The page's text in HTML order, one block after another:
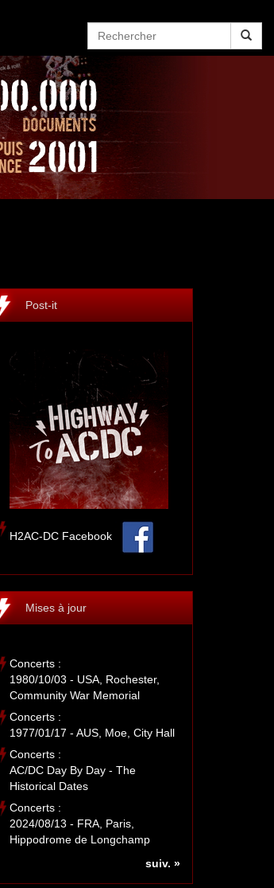
Post-it
H2AC-DC Facebook
Mises à jour
Concerts :
1980/10/03 - USA, Rochester,
Community War Memorial
Concerts :
1977/01/17 - AUS, Moe, City Hall
Concerts :
AC/DC Day By Day - The
Historical Dates
Concerts :
2024/08/13 - FRA, Paris,
Hippodrome de Longchamp
suiv. »